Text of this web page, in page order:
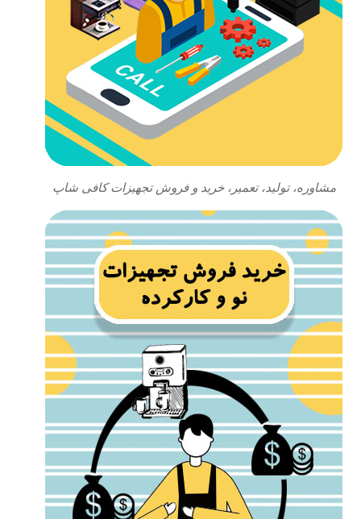
مشاوره، تولید، تعمیر، خرید و فروش تجهیزات کافی شاپ